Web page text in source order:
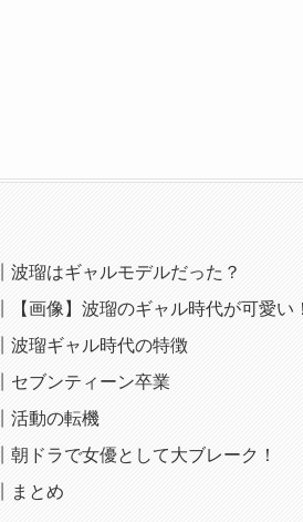
波瑠はギャルモデルだった？
【画像】波瑠のギャル時代が可愛い
波瑠ギャル時代の特徴
セブンティーン卒業
活動の転機
朝ドラで女優として大ブレーク！
まとめ